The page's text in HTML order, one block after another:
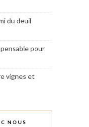
du deuil
pour
vignes et
NOUS